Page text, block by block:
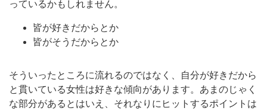
っているかもしれません。
皆が好きだからとか
皆がそうだからとか
そういったところに流れるのではなく、自分が好きだから
と貫いている女性は好きな傾向があります。あまのじゃく
な部分があるとはいえ、それなりにヒットするポイントは